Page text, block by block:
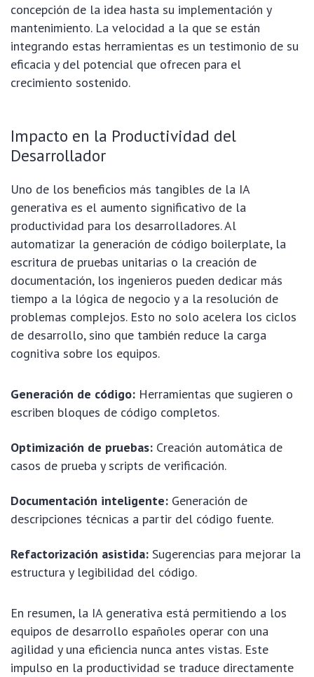
concepción de la idea hasta su implementación y
mantenimiento. La velocidad a la que se están
integrando estas herramientas es un testimonio de su
eficacia y del potencial que ofrecen para el
crecimiento sostenido.
Impacto en la Productividad del
Desarrollador
Uno de los beneficios más tangibles de la IA
generativa es el aumento significativo de la
productividad para los desarrolladores. Al
automatizar la generación de código boilerplate, la
escritura de pruebas unitarias o la creación de
documentación, los ingenieros pueden dedicar más
tiempo a la lógica de negocio y a la resolución de
problemas complejos. Esto no solo acelera los ciclos
de desarrollo, sino que también reduce la carga
cognitiva sobre los equipos.
Generación de código: Herramientas que sugieren o
escriben bloques de código completos.
Optimización de pruebas: Creación automática de
casos de prueba y scripts de verificación.
Documentación inteligente: Generación de
descripciones técnicas a partir del código fuente.
Refactorización asistida: Sugerencias para mejorar la
estructura y legibilidad del código.
En resumen, la IA generativa está permitiendo a los
equipos de desarrollo españoles operar con una
agilidad y una eficiencia nunca antes vistas. Este
impulso en la productividad se traduce directamente